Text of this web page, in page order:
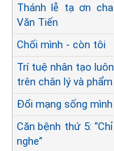
Thánh lễ tạ ơn
Văn Tiến
Chối mình - còn tôi
Trí tuệ nhân tạo
trên chân lý và
Đổi mạng sống mình
Căn bệnh thứ 5:
nghe”